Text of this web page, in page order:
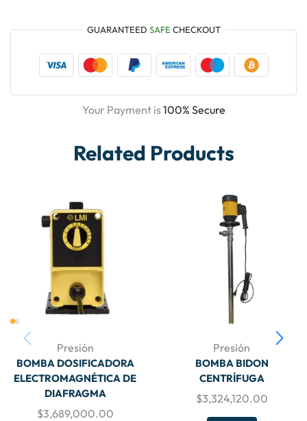
GUARANTEED SAFE CHECKOUT
Your Payment is100% Secure
Related Products
Presión
BOMBA DOSIFICADORA
ELECTROMAGNÉTICA DE
DIAFRAGMA
$3,689,000.00
Presión
BOMBA BIDON
CENTRÍFUGA
$3,324,120.00